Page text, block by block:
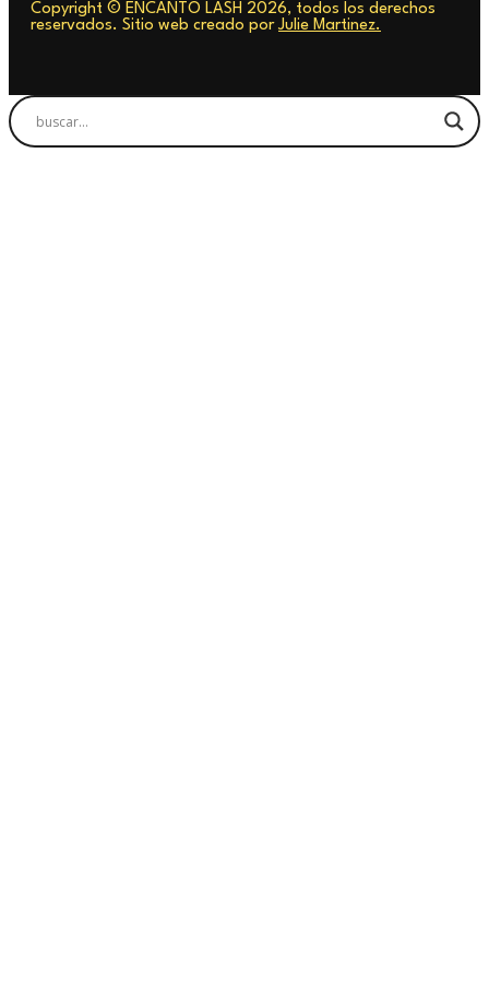
Copyright © ENCANTO LASH 2026, todos los derechos
reservados. Sitio web creado por Julie Martinez.